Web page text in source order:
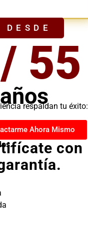
DESDE
55
respaldan tu éxito:
Ahora Mismo
con